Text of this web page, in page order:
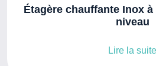
Étagère chauffante Inox
niveau
Lire la suite